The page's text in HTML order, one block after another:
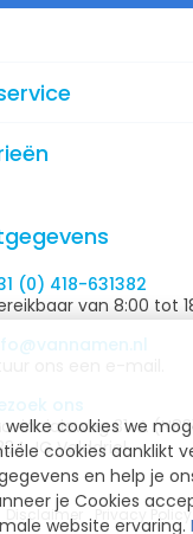
cookies we
cookies aanklikt
en help je
je Cookies
website ervaring.
(0) 418-631382
van 8:00 tot
ons een e-mail.
ons
31-A
JC Velddriel
Disclaimer Privacy Policy